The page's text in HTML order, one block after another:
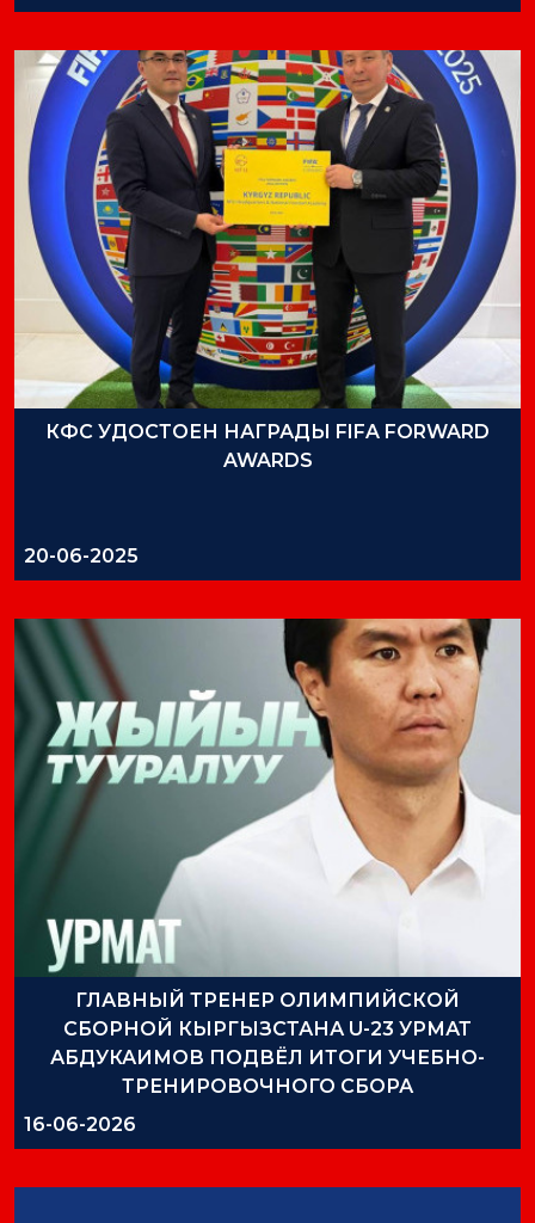
КФС УДОСТОЕН НАГРАДЫ FIFA FORWARD
AWARDS
20-06-2025
ГЛАВНЫЙ ТРЕНЕР ОЛИМПИЙСКОЙ
СБОРНОЙ КЫРГЫЗСТАНА U-23 УРМАТ
АБДУКАИМОВ ПОДВЁЛ ИТОГИ УЧЕБНО-
ТРЕНИРОВОЧНОГО СБОРА
16-06-2026